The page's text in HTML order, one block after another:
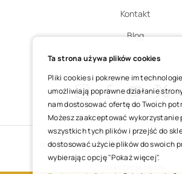
Kontakt
Blog
Zgłoś zwrot
InstagramFacebookYoutube
X
COPYRIGHT © 2025 ŚWIĘTY WOJCIECH DOM
Ta strona używa plików cookies
Pliki cookies i pokrewne im technologie
umożliwiają poprawne działanie
nam dostosować ofertę do Twoich
Możesz zaakceptować wykorzystanie
wszystkich tych plików i przejść do
dostosować użycie plików do swoich
wybierając opcję "Pokaż więcej".